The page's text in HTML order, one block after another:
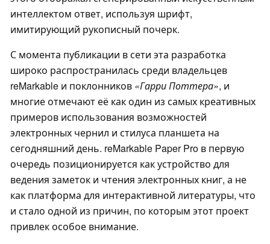
интеллектом ответ, используя шрифт,
имитирующий рукописный почерк.
С момента публикации в сети эта разработка
широко распространилась среди владельцев
reMarkable и поклонников «Гарри Поттера», и
многие отмечают её как один из самых креативных
примеров использования возможностей
электронных чернил и стилуса планшета на
сегодняшний день. reMarkable Paper Pro в первую
очередь позиционируется как устройство для
ведения заметок и чтения электронных книг, а не
как платформа для интерактивной литературы, что
и стало одной из причин, по которым этот проект
привлек особое внимание.